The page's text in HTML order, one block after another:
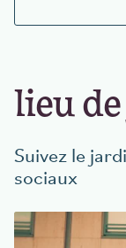
lieu
Suivez le
sociaux